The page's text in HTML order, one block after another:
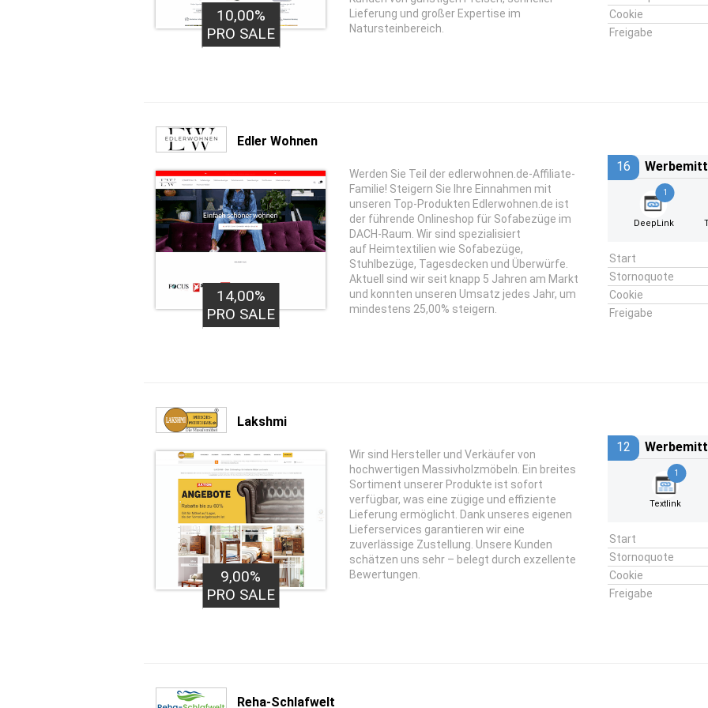
1,00€
PRO LEAD
10,00%
PRO SALE
Lieferung und großer Expertise im
Natursteinbereich.
Cookie
Freigabe
Edler Wohnen
14,00%
PRO SALE
Werden Sie Teil der edlerwohnen.de-Affiliate-
Familie! Steigern Sie Ihre Einnahmen mit
unseren Top-Produkten Edlerwohnen.de ist
der führende Onlineshop für Sofabezüge im
DACH-Raum. Wir sind spezialisiert
auf Heimtextilien wie Sofabezüge,
Stuhlbezüge, Tagesdecken und Überwürfe.
Aktuell sind wir seit knapp 5 Jahren am Markt
und konnten unseren Umsatz jedes Jahr, um
mindestens 25,00% steigern.
16
1
DeepLink
Start
Stornoquote
Cookie
Freigabe
Lakshmi
9,00%
PRO SALE
Wir sind Hersteller und Verkäufer von
hochwertigen Massivholzmöbeln. Ein breites
Sortiment unserer Produkte ist sofort
verfügbar, was eine zügige und effiziente
Lieferung ermöglicht. Dank unseres eigenen
Lieferservices garantieren wir eine
zuverlässige Zustellung. Unsere Kunden
schätzen uns sehr – belegt durch exzellente
Bewertungen.
12
1
Textlink
Start
Stornoquote
Cookie
Freigabe
Reha-Schlafwelt